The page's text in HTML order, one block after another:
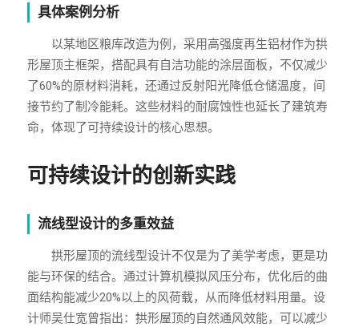
具体案例分析
以某地区粮库改造为例，采用高强度再生铝材作为拱
形屋顶主框架，搭配具有自洁功能的涂层面板，不仅减少
了60%的原材料消耗，还通过反射阳光降低仓储温度，间
接节约了制冷能耗。这些材料的耐腐蚀性也延长了建筑寿
命，体现了可持续设计的核心思想。
可持续设计的创新实践
流线型设计的多重效益
拱形屋顶的流线型设计不仅是为了美学考虑，更是功
能与环保的结合。通过计算机模拟风压分布，优化后的曲
面结构能减少20%以上的风荷载，从而降低材料用量。设
计师吴仕宽曾指出：拱形屋顶的自然通风效能，可以减少